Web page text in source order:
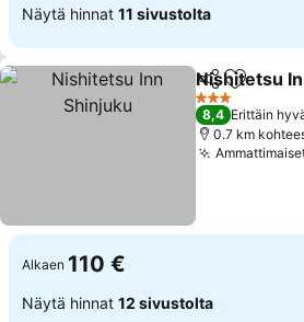
Näytä hinnat 11 sivustolta
Jaa Lisää
Nishitetsu
3 Tähtiluokitus
8,4 Erittäin
0.7 km
Alkaen 110 €
Näytä hinnat 12 sivustolta